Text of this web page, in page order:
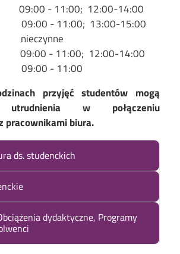
09:00 - 11:00; 12:00-14:00
- 11:00; 13:00-15:00
- 11:00; 12:00-14:00
- 11:00
przyjęć studentów mogą
utrudnienia w połączeniu
pracownikami biura.
ds. studenckich
dydaktyczne, Programy